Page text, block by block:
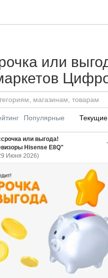
или
Популярные Текущие
или выгода!
Hisense E8Q"
Июня 2026)